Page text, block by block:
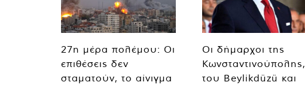
27η μέρα πολέμου: Οι
επιθέσεις δεν
σταματούν, το αίνιγμα
Οι δήμαρχοι της
Κωνσταντινούπολης,
του Beylikdüzü και